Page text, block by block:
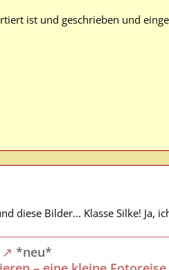
ist und geschrieben und
diese Bilder... Klasse Silke! Ja,
*neu*